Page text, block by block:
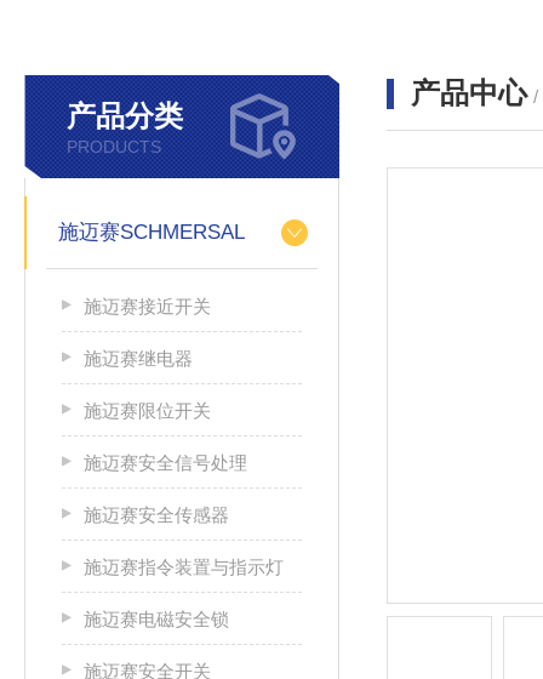
产品分类
PRODUCTS
施迈赛SCHMERSAL
施迈赛接近开关
施迈赛继电器
施迈赛限位开关
施迈赛安全信号处理
施迈赛安全传感器
施迈赛指令装置与指示灯
施迈赛电磁安全锁
施迈赛安全开关
产品中心 /